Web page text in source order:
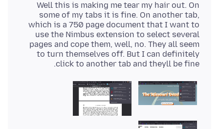
Well this is making me tear my hair out. On
some of my tabs it is fine. On another tab,
which is a 750 page document that I want to
use the Nimbus extension to select several
pages and cope them, well, no. They all seem
to turn themselves off. But I can definitely
click to another tab and theyll be fine.